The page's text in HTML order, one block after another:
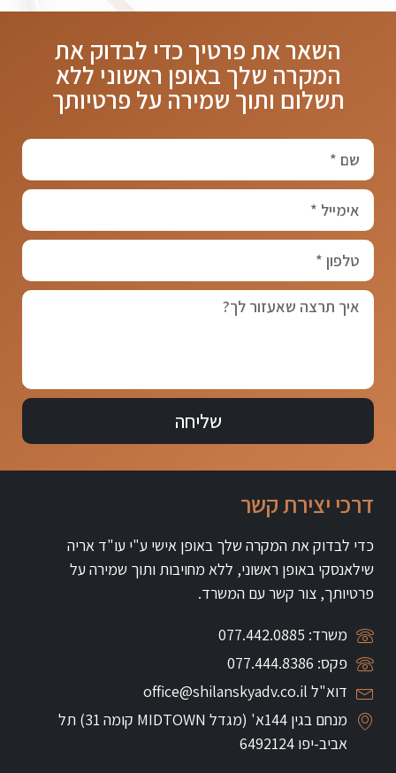
השאר את פרטיך כדי לבדוק את
המקרה שלך באופן ראשוני ללא
תשלום ותוך שמירה על פרטיותך
שליחה
דרכי יצירת קשר
כדי לבדוק את המקרה שלך באופן אישי ע"י עו"ד אריה
שילאנסקי באופן ראשוני, ללא מחויבות ותוך שמירה על
פרטיותך, צור קשר עם המשרד.
משרד: 077.442.0885
פקס: 077.444.8386
דוא"ל office@shilanskyadv.co.il
מנחם בגין 144א' (מגדל MIDTOWN קומה 31)
תל
אביב-יפו 6492124